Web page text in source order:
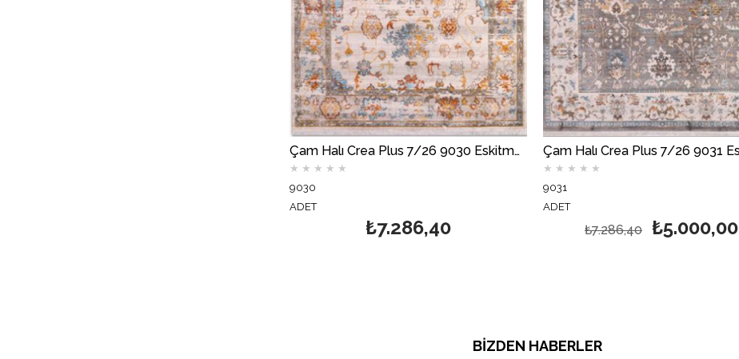
Çam Halı Crea Plus 7/26 9030 Eskitme Desenli Makine Halısı
★ ★ ★ ★ ★
9030
ADET
₺7.286,40
★ ★ ★ ★ ★
9031
ADET
₺5.000,00
₺7.286,40
BIZDEN HABERLER